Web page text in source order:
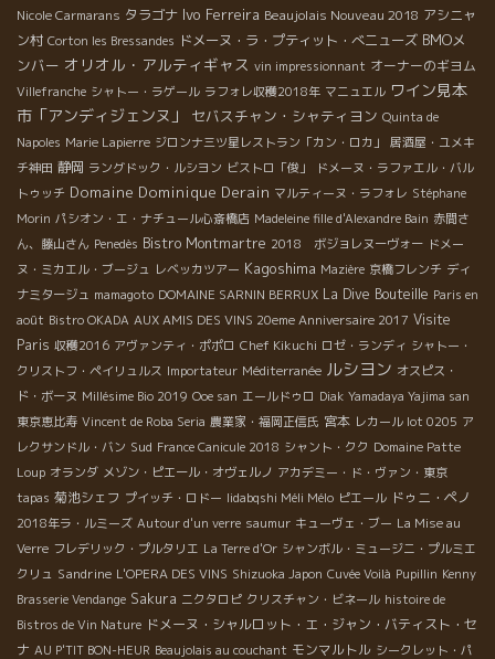
Nicole Carmarans タラゴナ Ivo Ferreira Beaujolais Nouveau 2018 アシニャ
ン村 Corton les Bressandes ドメーヌ・ラ・プティット・べニューズ BMOメ
ンバー オリオル・アルティギャス vin impressionnant オーナーのギヨム
Villefranche シャトー・ラゲール ラフォレ収穫2018年 マニュエル ワイン見本
市「アンディジェンヌ」
セバスチャン・シャティヨン Quinta de
Napoles Marie Lapierre ジロンナ三ツ星レストラン「カン・ロカ」
居酒屋・ユメキ
チ神田 静岡 ラングドック・ルシヨン ビストロ「俊」
ドメーヌ・ラファエル・バル
トゥッチ Domaine Dominique Derain マルティーヌ・ラフォレ Stéphane
Morin パシオン・エ・ナチュール心斎橋店 Madeleine fille d'Alexandre Bain 赤間さ
ん、藤山さん Penedès Bistro Montmartre 2018 ボジョレヌーヴォー ドメー
ヌ・ミカエル・ブージュ レベッカツアー Kagoshima Mazière 京橋フレンチ ディ
ナミタージュ mamagoto DOMAINE SARNIN BERRUX La Dive Bouteille Paris en
août Bistro OKADA AUX AMIS DES VINS 20eme Anniversaire 2017 Visite
Paris 収穫2016 アヴァンティ・ポポロ Chef Kikuchi ロゼ・ランディ シャトー・
クリストフ・ペイリュルス Importateur Méditerranée ルシヨン オスピス・
ド・ボーヌ Millésime Bio 2019 Ooe san エールドゥロ Diak Yamadaya Yajima san
東京恵比寿 Vincent de Roba Seria 農業家・福岡正信氏 宮本 レカール lot 0205 ア
レクサンドル・バン Sud France Canicule 2018 シャント・クク Domaine Patte
Loup オランダ メゾン・ピエール・オヴェルノ アカデミー・ド・ヴァン・東京
tapas 菊池シェフ プイッチ・ロドー Iidabqshi Méli Mélo ピエール ドゥニ・ペノ
2018年ラ・ルミーズ Autour d'un verre saumur キューヴェ・ブー La Mise au
Verre フレデリック・プルタリエ La Terre d'Or シャンボル・ミュージニ・プルミエ
クリュ Sandrine L'OPERA DES VINS Shizuoka Japon Cuvée Voilà Pupillin Kenny
Brasserie Vendange Sakura ニクタロピ クリスチャン・ビネール histoire de
Bistros de Vin Nature ドメーヌ・シャルロット・エ・ジャン・バティスト・セ
ナ AU P'TIT BON-HEUR Beaujolais au couchant モンマルトル シークレット・パ